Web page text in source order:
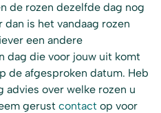
de rozen dezelfde dag nog
dan is het vandaag rozen
een andere
dag die voor jouw uit komt
de afgesproken datum. Heb
advies over welke rozen u
gerust contact op voor